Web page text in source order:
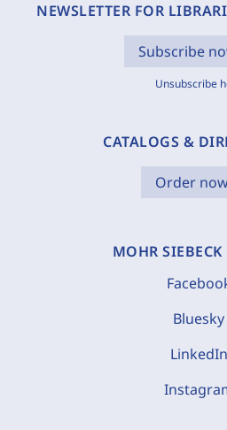
NEWSLETTER FOR
Subscribe
Unsubscribe
CATALOGS &
Order
MOHR
Bluesky
LinkedIn